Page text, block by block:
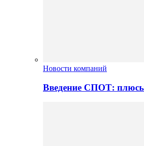
Новости компаний
Введение СПОТ: